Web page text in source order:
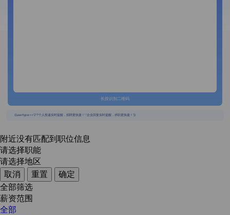
长按识别二维码
{{usertype=='2'?'个人投递实时提醒，招聘更快捷！':'企业回复实时提醒，求职更快捷！'}}
附近没有匹配到职位信息
请选择职能
请选择地区
取消
重置
确定
全部筛选
薪资范围
全部